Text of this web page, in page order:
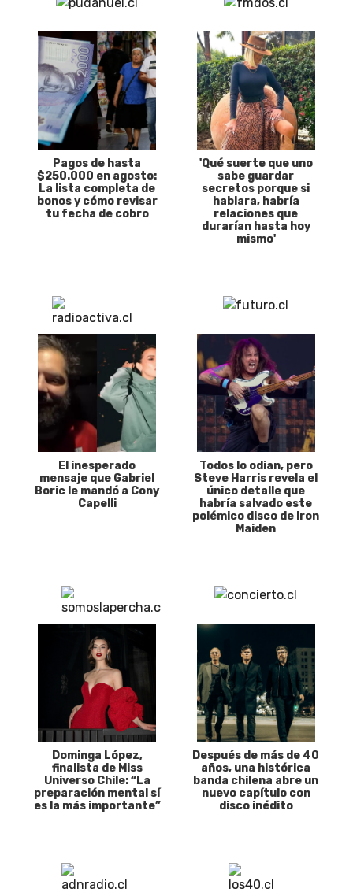
Pagos de hasta
$250.000 en agosto:
La lista completa de
bonos y cómo revisar
tu fecha de cobro
'Qué suerte que uno
sabe guardar
secretos porque si
hablara, habría
relaciones que
durarían hasta hoy
mismo'
El inesperado
mensaje que Gabriel
Boric le mandó a Cony
Capelli
Todos lo odian, pero
Steve Harris revela el
único detalle que
habría salvado este
polémico disco de Iron
Maiden
Dominga López,
finalista de Miss
Universo Chile: “La
preparación mental sí
es la más importante”
Después de más de 40
años, una histórica
banda chilena abre un
nuevo capítulo con
disco inédito